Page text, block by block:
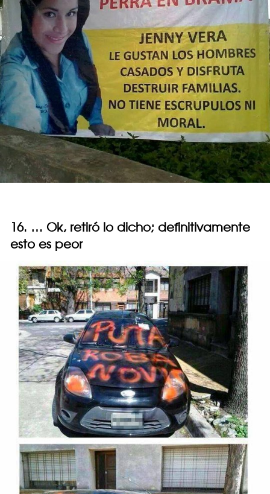
16. … Ok, retiró lo dicho; definitivamente
esto es peor